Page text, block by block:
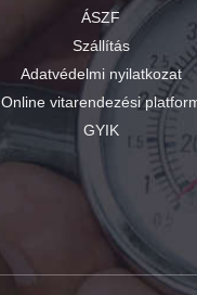
ÁSZF
Szállítás
Adatvédelmi nyilatkozat
Online vitarendezési
GYIK